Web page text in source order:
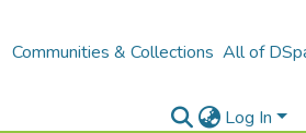
Communities & Collections All of
Log In